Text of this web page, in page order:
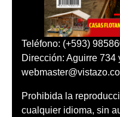
Teléfono: (+593)
Dirección: Aguirre 734
Prohibida la
cualquier idioma, sin